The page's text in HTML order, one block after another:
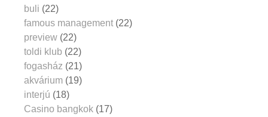
buli (22)
famous management (22)
preview (22)
toldi klub (22)
fogasház (21)
akvárium (19)
interjú (18)
Casino bangkok (17)